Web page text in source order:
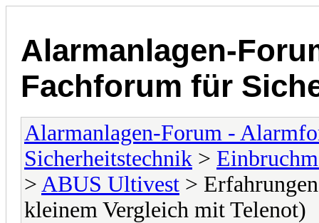
Alarmanlagen-
Fachforum für
Alarmanlagen-Forum -
Sicherheitstechnik >
> ABUS Ultivest >
kleinem Vergleich mit Telenot)